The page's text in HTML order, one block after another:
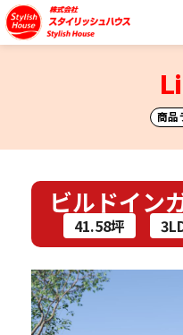
商品
ビルドイン
41.58坪